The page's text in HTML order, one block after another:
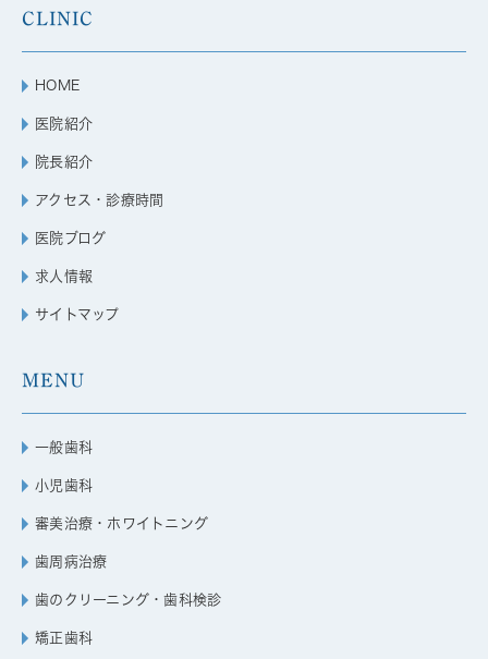
CLINIC
HOME
医院紹介
院長紹介
アクセス・診療時間
医院ブログ
求人情報
サイトマップ
MENU
一般歯科
小児歯科
審美治療・ホワイトニング
歯周病治療
歯のクリーニング・歯科検診
矯正歯科